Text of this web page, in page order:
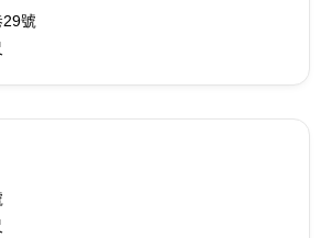
號